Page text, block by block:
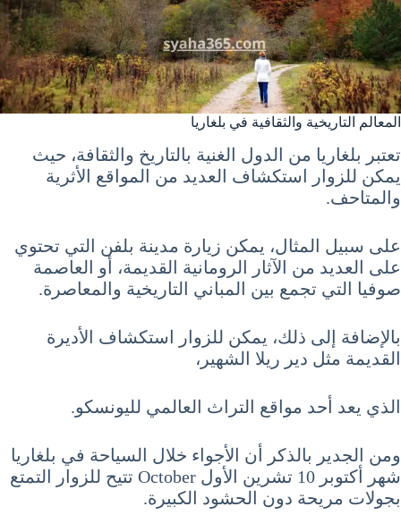
المعالم التاريخية والثقافية في بلغاريا
تعتبر بلغاريا من الدول الغنية بالتاريخ والثقافة، حيث
يمكن للزوار استكشاف العديد من المواقع الأثرية
والمتاحف.
على سبيل المثال، يمكن زيارة مدينة بلفن التي تحتوي
على العديد من الآثار الرومانية القديمة، أو العاصمة
صوفيا التي تجمع بين المباني التاريخية والمعاصرة.
بالإضافة إلى ذلك، يمكن للزوار استكشاف الأديرة
القديمة مثل دير ريلا الشهير،
الذي يعد أحد مواقع التراث العالمي لليونسكو.
ومن الجدير بالذكر أن الأجواء خلال السياحة في بلغاريا
شهر أكتوبر 10 تشرين الأول October تتيح للزوار التمتع
بجولات مريحة دون الحشود الكبيرة.